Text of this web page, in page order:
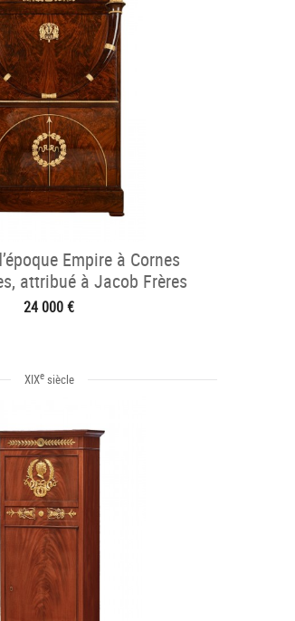
Empire à Cornes
attribué à Jacob Frères
24 000 €
XIXesiècle